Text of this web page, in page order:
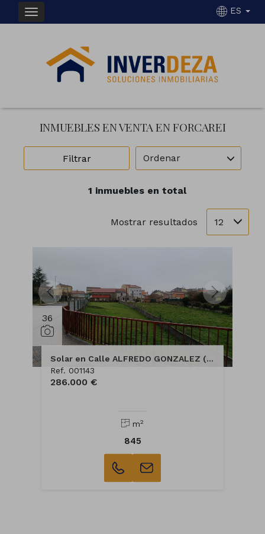
ES
INMUEBLES EN VENTA EN FORCAREI
Filtrar Ordenar
1 inmuebles en total
Mostrar resultados 12
36
Solar en Calle ALFREDO GONZALEZ (SOUTELO DE MONTES)
Ref. 001143
286.000 €
m2
845